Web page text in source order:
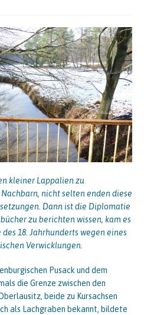
kleiner Lappalien zu
nicht selten enden diese
Dann ist die Diplomatie
zu berichten wissen, kam es
18. Jahrhunderts wegen eines
Verwicklungen.
Pusack und dem
die Grenze zwischen den
beide zu Kursachsen
als Lachgraben bekannt, bildete